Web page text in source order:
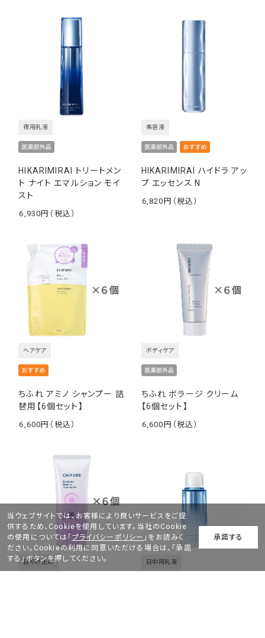
HIKARIMIRAI トリートメン
ト ナイト エマルション モイ
スト
夜用乳液
6,930
HIKARIMIRAI ハイドラ アッ
プ エッセンス N
美容液
6,820
ちふれ アミノ シャンプー 詰
替用【6個セット】
ヘアケア
6,600
ちふれ ボラージ クリーム
【6個セット】
ボディケア
6,600
日やけ止め 日中用乳液
当ウェブサイトでは、お客様により良いサービスをご提
供するため、Cookieを使用しています。当社のCookie
の使用については「 プライバシーポリシー 」をお読みく
ださい。Cookieの利用に同意いただける場合は、「承諾
する」ボタンを押してください。
承諾する